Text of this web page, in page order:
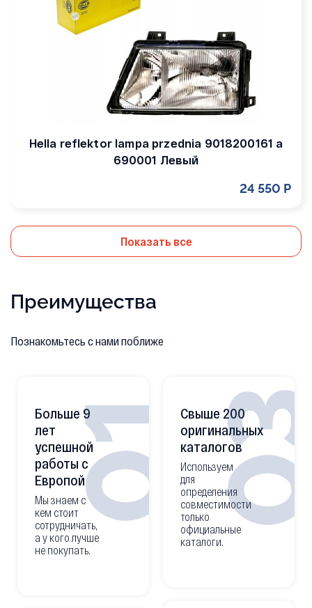
Hella reflektor lampa przednia 9018200161 a
690001 Левый
24 550 Р
Показать все
Преимущества
Познакомьтесь с нами поближе
01
Больше 9
лет
успешной
работы с
Европой
Мы знаем с
кем стоит
сотрудничать,
а у кого лучше
не покупать.
Свыше 200
оригинальных
каталогов
Используем
для
определения
совместимости
только
официальные
каталоги.